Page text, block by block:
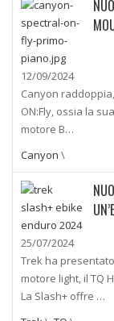
12/09/2024
Canyon
ON:Fly, ossia la
motore B…
Canyon \
25/07/2024
Trek ha
motore light, il TQ
La Slash+ offre …